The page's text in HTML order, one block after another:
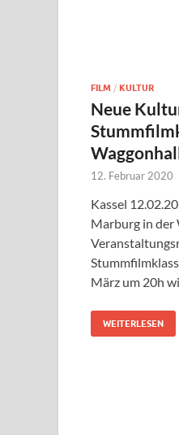
FILM / KULTUR
Neue
12. Februar 2020
Kassel
Marburg in der
März um 20h
WEITERLESEN